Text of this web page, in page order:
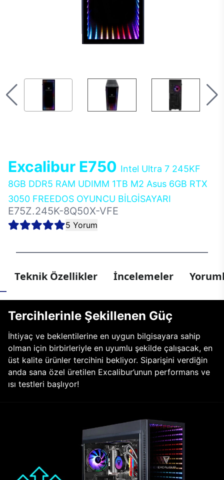
Excalibur E750 Intel Ultra 7 245KF
8GB DDR5 RAM UDIMM 1TB M2 Asus 6GB RTX
3050 FREEDOS OYUNCU BİLGİSAYARI
E75Z.245K-8Q50X-VFE
5 Yorum
Teknik Özellikler İncelemeler
Tercihlerinle Şekillenen Güç
İhtiyaç ve beklentilerine en uygun bilgisayara sahip
olman için birbirleriyle en uyumlu şekilde çalışacak, en
üst kalite ürünler tercihini bekliyor. Siparişini verdiğin
anda sana özel üretilen Excalibur’unun performans ve
ısı testleri başlıyor!